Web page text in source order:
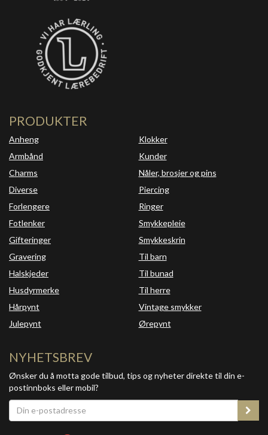
PRODUKTER
Anheng
Armbånd
Charms
Diverse
Forlengere
Fotlenker
Gifteringer
Gravering
Halskjeder
Husdyrmerke
Hårpynt
Julepynt
Klokker
Kunder
Nåler, brosjer og pins
Piercing
Ringer
Smykkepleie
Smykkeskrin
Til barn
Til bunad
Til herre
Vintage smykker
Ørepynt
NYHETSBREV
Ønsker du å motta gode tilbud, tips og nyheter direkte til din e-
postinnboks eller mobil?